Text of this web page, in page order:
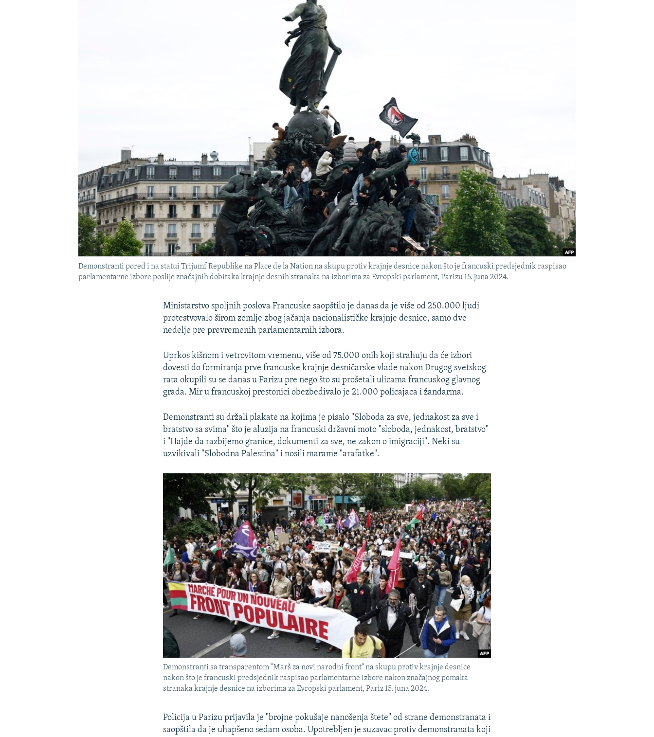
NASTANAK I RASPAD JUGOSLAVIJE
Demonstranti pored i na statui Trijumf Republike na Place de la Nation na skupu protiv krajnje desnice nakon što je francuski predsjednik raspisao
parlamentarne izbore poslije značajnih dobitaka krajnje desnih stranaka na izborima za Evropski parlament, Parizu 15. juna 2024.
Ministarstvo spoljnih poslova Francuske saopštilo je danas da je više od 250.000 ljudi
protestvovalo širom zemlje zbog jačanja nacionalističke krajnje desnice, samo dve
nedelje pre prevremenih parlamentarnih izbora.
Uprkos kišnom i vetrovitom vremenu, više od 75.000 onih koji strahuju da će izbori
dovesti do formiranja prve francuske krajnje desničarske vlade nakon Drugog svetskog
rata okupili su se danas u Parizu pre nego što su prošetali ulicama francuskog glavnog
grada. Mir u francuskoj prestonici obezbeđivalo je 21.000 policajaca i žandarma.
Demonstranti su držali plakate na kojima je pisalo "Sloboda za sve, jednakost za sve i
bratstvo sa svima" što je aluzija na francuski državni moto "sloboda, jednakost, bratstvo"
i "Hajde da razbijemo granice, dokumenti za sve, ne zakon o imigraciji". Neki su
uzvikivali "Slobodna Palestina" i nosili marame "arafatke".
Demonstranti sa transparentom "Marš za novi narodni front" na skupu protiv krajnje desnice
nakon što je francuski predsjednik raspisao parlamentarne izbore nakon značajnog pomaka
stranaka krajnje desnice na izborima za Evropski parlament, Pariz 15. juna 2024.
Policija u Parizu prijavila je "brojne pokušaje nanošenja štete" od strane demonstranata i
saopštila da je uhapšeno sedam osoba. Upotrebljen je suzavac protiv demonstranata koji